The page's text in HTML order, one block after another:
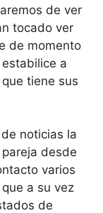
de ver
tocado ver
de momento
a
tiene sus
noticias la
desde
varios
a su vez
de